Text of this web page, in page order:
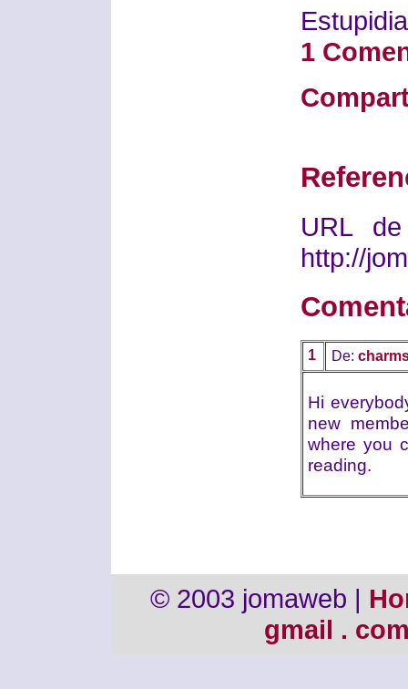
1
URL
http://
1 De:
Hi
new
where you
reading.
© 2003 jomaweb |
gmail .